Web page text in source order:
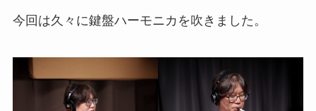
今回は久々に鍵盤ハーモニカを吹きました。